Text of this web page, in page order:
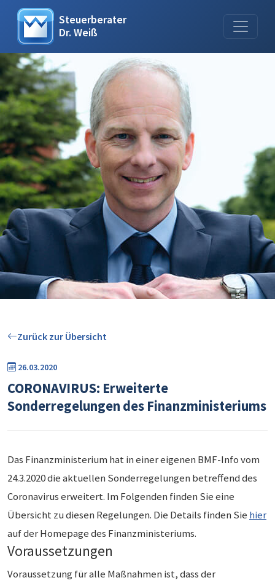
Steuerberater
Dr. Weiß
Zurück zur Übersicht
26.03.2020
CORONAVIRUS: Erweiterte
Sonderregelungen des Finanzministeriums
Das Finanzministerium hat in einer eigenen BMF-Info vom
24.3.2020 die aktuellen Sonderregelungen betreffend des
Coronavirus erweitert. Im Folgenden finden Sie eine
Übersicht zu diesen Regelungen. Die Details finden Sie hier
auf der Homepage des Finanzministeriums.
Voraussetzungen
Voraussetzung für alle Maßnahmen ist, dass der